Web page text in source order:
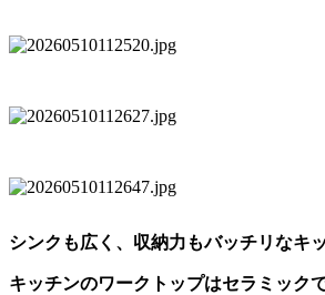
シンクも広く、収納力もバッチリなキ
キッチンのワークトップはセラミック